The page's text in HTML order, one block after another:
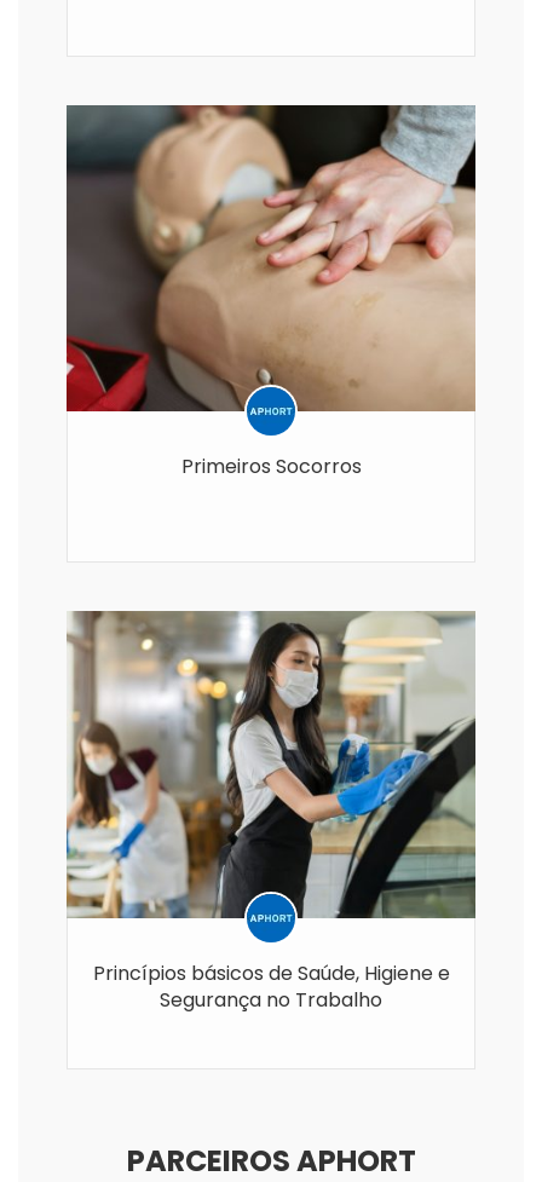
Primeiros Socorros
Princípios básicos de Saúde, Higiene e
Segurança no Trabalho
PARCEIROS APHORT